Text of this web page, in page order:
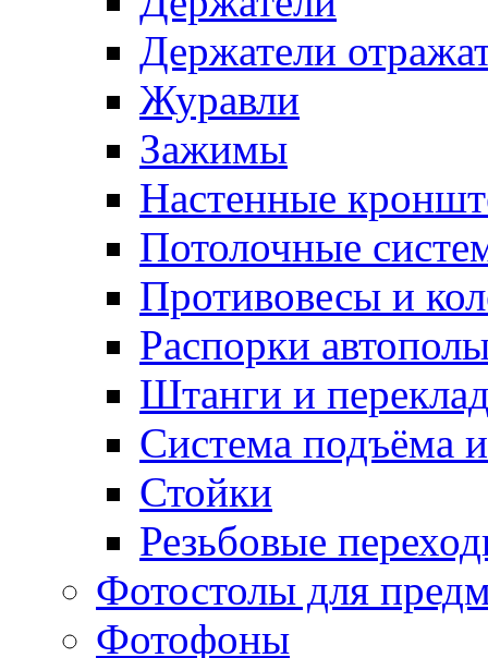
Держатели
Журавли
Зажимы
Настенные
Потолочные
Противовесы и
Распорки
Штанги и
Система подъёма
Стойки
Резьбовые
Фотостолы для
Фотофоны